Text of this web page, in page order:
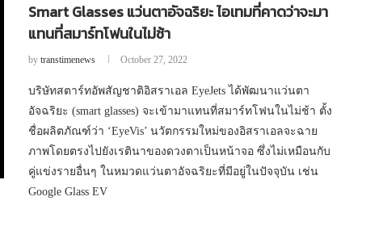
Smart Glasses แว่นตาอัจฉริยะ ไอเทมที่คาดว่าจะมา
แทนที่สมาร์ทโฟนในไม่ช้า
by transtimenews October 27, 2022
บริษัทสตาร์ทอัพสัญชาติอิสราเอล EyeJets ได้พัฒนาแว่นตา
อัจฉริยะ (smart glasses) จะเข้ามาแทนที่สมาร์ทโฟนในไม่ช้า ตั้ง
ชื่อผลิตภัณฑ์ว่า ‘EyeVis’ นวัตกรรมใหม่ของอิสราเอลจะฉาย
ภาพโดยตรงไปยังเรตินาของดวงตาเป็นหน้าจอ ซึ่งไม่เหมือนกับ
คู่แข่งรายอื่นๆ ในหมวดแว่นตาอัจฉริยะที่มีอยู่ในปัจจุบัน เช่น
Google Glass EV